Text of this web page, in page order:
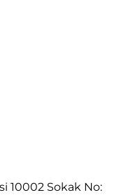
10002 Sokak No: